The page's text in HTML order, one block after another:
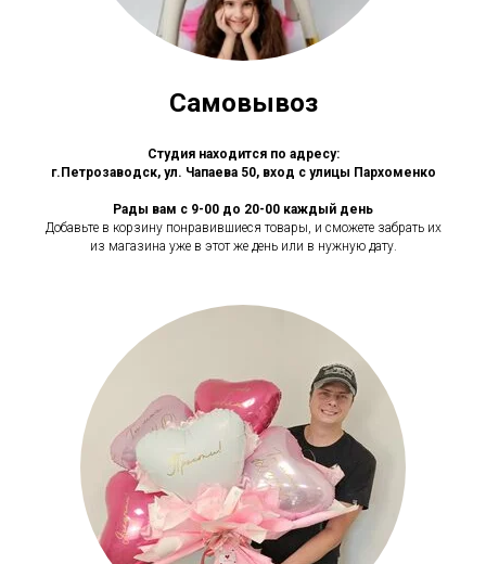
Самовывоз
Студия находится по адресу:
г.Петрозаводск, ул. Чапаева 50, вход с улицы Пархоменко
Рады вам с 9-00 до 20-00 каждый день
Добавьте в корзину понравившиеся товары, и сможете забрать их
из магазина уже в этот же день или в нужную дату.